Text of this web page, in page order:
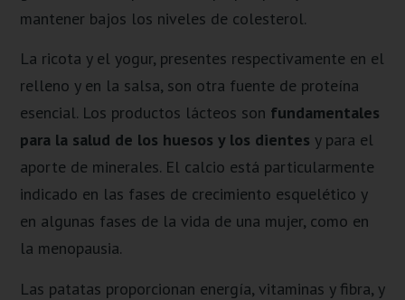
mantener bajos los niveles de colesterol.
La ricota y el yogur, presentes respectivamente en el
relleno y en la salsa, son otra fuente de proteína
esencial. Los productos lácteos son fundamentales
para la salud de los huesos y los dientes y para el
aporte de minerales. El calcio está particularmente
indicado en las fases de crecimiento esquelético y
en algunas fases de la vida de una mujer, como en
la menopausia.
Las patatas proporcionan energía, vitaminas y fibra, y